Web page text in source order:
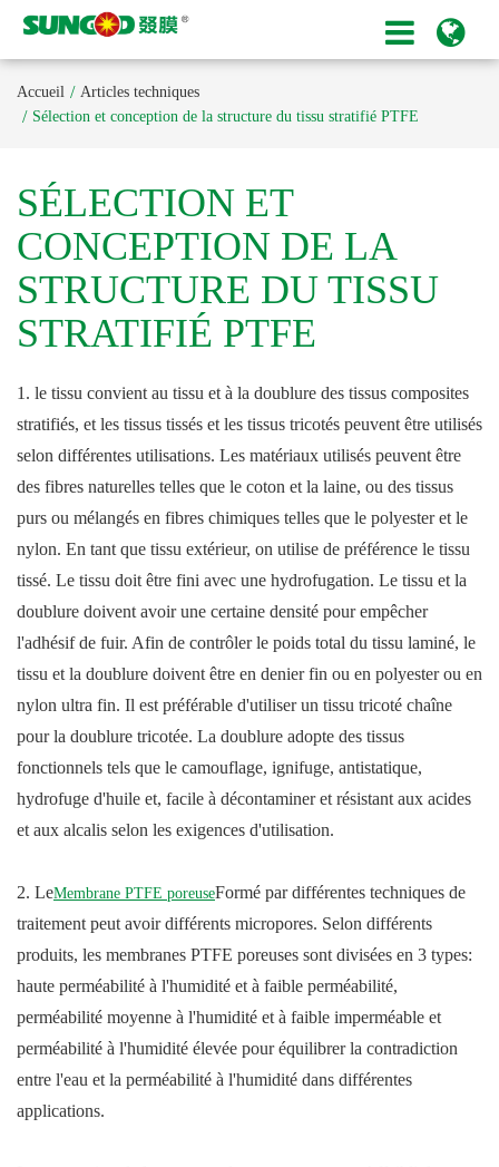
Accueil
Articles techniques
Sélection et conception de la structure du tissu stratifié PTFE
SÉLECTION ET
CONCEPTION DE LA
STRUCTURE DU TISSU
STRATIFIÉ PTFE
1. le tissu convient au tissu et à la doublure des tissus composites
stratifiés, et les tissus tissés et les tissus tricotés peuvent être utilisés
selon différentes utilisations. Les matériaux utilisés peuvent être
des fibres naturelles telles que le coton et la laine, ou des tissus
purs ou mélangés en fibres chimiques telles que le polyester et le
nylon. En tant que tissu extérieur, on utilise de préférence le tissu
tissé. Le tissu doit être fini avec une hydrofugation. Le tissu et la
doublure doivent avoir une certaine densité pour empêcher
l'adhésif de fuir. Afin de contrôler le poids total du tissu laminé, le
tissu et la doublure doivent être en denier fin ou en polyester ou en
nylon ultra fin. Il est préférable d'utiliser un tissu tricoté chaîne
pour la doublure tricotée. La doublure adopte des tissus
fonctionnels tels que le camouflage, ignifuge, antistatique,
hydrofuge d'huile et, facile à décontaminer et résistant aux acides
et aux alcalis selon les exigences d'utilisation.
2. LeMembrane PTFE poreuseFormé par différentes techniques de
traitement peut avoir différents micropores. Selon différents
produits, les membranes PTFE poreuses sont divisées en 3 types:
haute perméabilité à l'humidité et à faible perméabilité,
perméabilité moyenne à l'humidité et à faible imperméable et
perméabilité à l'humidité élevée pour équilibrer la contradiction
entre l'eau et la perméabilité à l'humidité dans différentes
applications.